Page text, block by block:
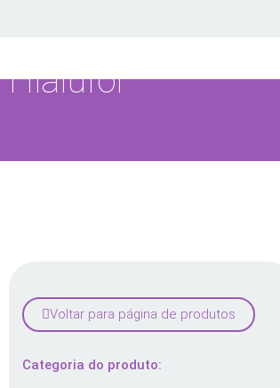
Hialufor
Voltar para página de produtos
Categoria do produto: